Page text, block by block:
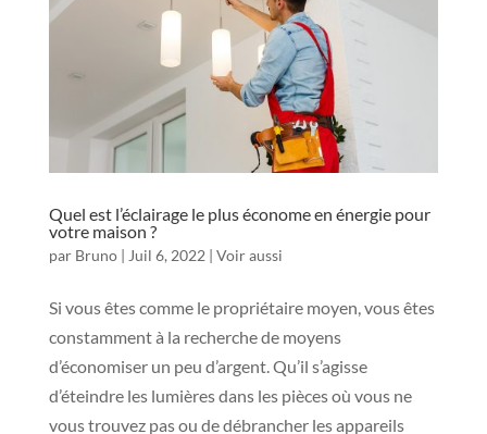
Quel est l’éclairage le plus économe en énergie pour
votre maison ?
par Bruno| Juil 6, 2022 | Voir aussi
Si vous êtes comme le propriétaire moyen, vous êtes
constamment à la recherche de moyens
d’économiser un peu d’argent. Qu’il s’agisse
d’éteindre les lumières dans les pièces où vous ne
vous trouvez pas ou de débrancher les appareils